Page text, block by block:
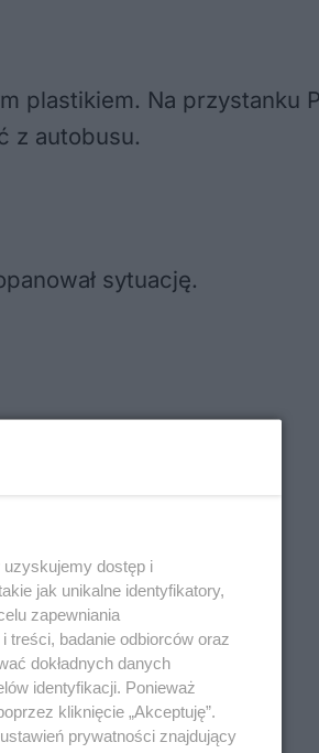
plastikiem. Na przystanku
z autobusu.
sytuację.
uzyskujemy dostęp i
jak unikalne identyfikatory,
zapewniania
treści, badanie odbiorców oraz
dokładnych danych
identyfikacji. Ponieważ
kliknięcie „Akceptuję”.
prywatności znajdujący